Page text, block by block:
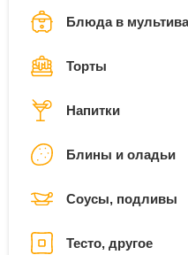
Блюда в
Торты
Напитки
Блины и оладьи
Соусы, подливы
Тесто, другое